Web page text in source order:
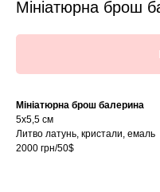
Мініатюрна брош
Мініатюрна брош балерина
5х5,5 см
Литво латунь, кристали, емаль
2000 грн/50$